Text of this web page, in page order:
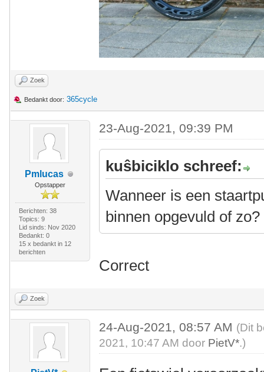
Zoek
Bedankt door: 365cycle
Pmlucas
Opstapper
Berichten: 38
Topics: 9
Lid sinds: Nov 2020
Bedankt: 0
15 x bedankt in 12
berichten
23-Aug-2021, 09:39 PM
kuŝbiciklo schreef:
Wanneer is een
binnen opgevuld of zo?
Correct
Zoek
24-Aug-2021, 08:57 AM (Dit
2021, 10:47 AM door PietV*.)